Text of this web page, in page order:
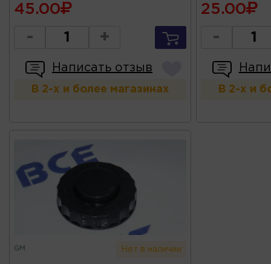
45.00
- +
Написать отзыв
В 2-х и более магазинах
25.00
-
В 2-х и
GM Нет в наличии